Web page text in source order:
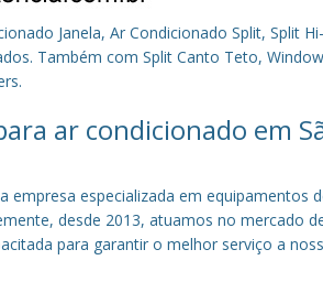
Janela, Ar Condicionado Split, Split
Também com Split Canto Teto,
ar condicionado em
empresa especializada em equipamentos
desde 2013, atuamos no mercado
para garantir o melhor serviço a